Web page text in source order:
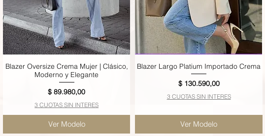
Vista rápida
Blazer Oversize Crema Mujer | Clásico,
Moderno y Elegante
Precio
$ 89.980,00
3 CUOTAS SIN INTERES
Ver Modelo
Vista rápida
Blazer Largo Platium Importado Crema
Precio
$ 130.590,00
3 CUOTAS SIN INTERES
Ver Modelo